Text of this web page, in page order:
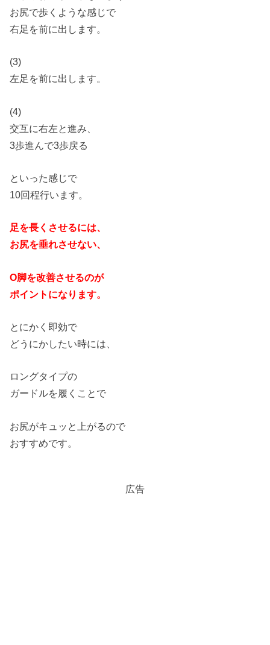
お尻で歩くような感じで
右足を前に出します。
(3)
左足を前に出します。
(4)
交互に右左と進み、
3歩進んで3歩戻る
といった感じで
10回程行います。
足を長くさせるには、
お尻を垂れさせない、
O脚を改善させるのが
ポイントになります。
とにかく即効で
どうにかしたい時には、
ロングタイプの
ガードルを履くことで
お尻がキュッと上がるので
おすすめです。
広告